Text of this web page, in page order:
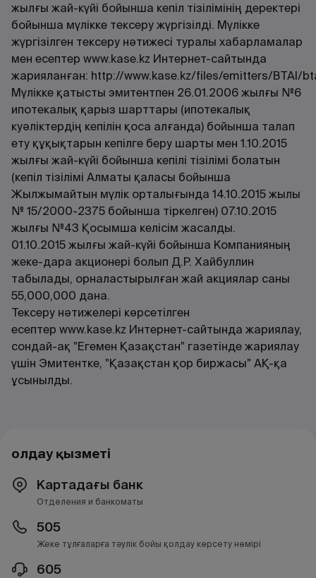
жылғы жай-күйі бойынша кепіл тізілімінің деректері
бойынша мүлікке тексеру жүргізілді. Мүлікке
жүргізілген тексеру нәтижесі туралы хабарламалар
мен есептер www.kase.kz Интернет-сайтында
жарияланған: http://www.kase.kz/files/emitters/BTAI/
Мүлікке қатысты эмитентпен 26.01.2006 жылғы №6
ипотекалық қарыз шарттары (ипотекалық
куәліктердің кепілін қоса алғанда) бойынша талап
ету құқықтарын кепілге беру шарты мен 1.10.2015
жылғы жай-күйі бойынша кепілі тізілімі болатын
(кепіл тізілімі Алматы қаласы бойынша
Жылжымайтын мүлік орталығында 14.10.2015 жылы
№ 15/2000-2375 бойынша тіркелген) 07.10.2015
жылғы №43 Қосымша келісім жасалды.
01.10.2015 жылғы жай-күйі бойынша Компанияның
жеке-дара акционері болып Д.Р. Хайбуллин
табылады, орналастырылған жай акциялар саны
55,000,000 дана.
Тексеру нәтижелері көрсетілген
есептер www.kase.kz Интернет-сайтында жариялау,
сондай-ақ "Егемен Қазақстан" газетінде жариялау
үшін Эмитентке, "Қазақстан қор биржасы" АҚ-қа
ұсынылды.
Қолдау қызметі
Картадағы банк
Отделения и банкоматы
505
Жеке тұлғаларға тәулік бойы қолдау көрсету нөмірі
605